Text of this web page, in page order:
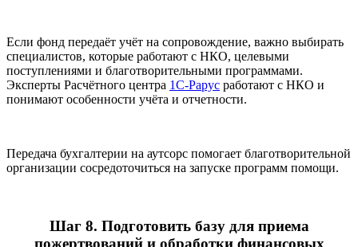
Если фонд передаёт учёт на сопровождение, важно выбирать
специалистов, которые работают с НКО, целевыми
поступлениями и благотворительными программами.
Эксперты Расчётного центра 1С-Рарус работают с НКО и
понимают особенности учёта и отчетности.
Передача бухгалтерии на аутсорс помогает благотворительной
организации сосредоточиться на запуске программ помощи.
Шаг 8. Подготовить базу для приема
пожертвований и обработки финансовых